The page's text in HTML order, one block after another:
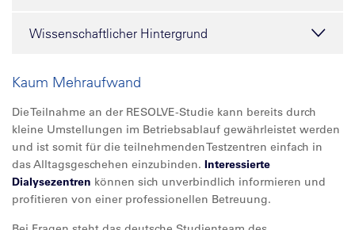
Wissenschaftlicher Hintergrund
Kaum Mehraufwand
Die Teilnahme an der RESOLVE-Studie kann bereits durch
kleine Umstellungen im Betriebsablauf gewährleistet werden
und ist somit für die teilnehmenden Testzentren einfach in
das Alltagsgeschehen einzubinden. Interessierte
Dialysezentren können sich unverbindlich informieren und
profitieren von einer professionellen Betreuung.